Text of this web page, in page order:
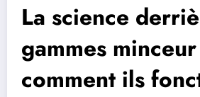
La science
gammes
comment ils